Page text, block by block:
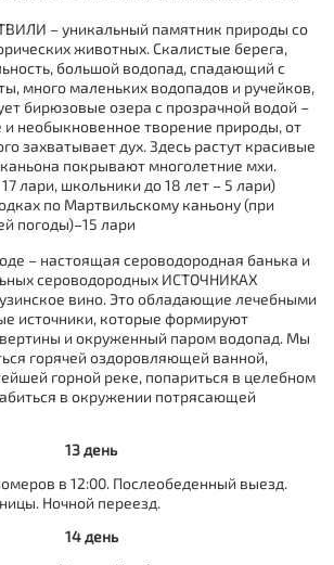
– уникальный памятник природы со
животных. Скалистые берега,
большой водопад, спадающий с
много маленьких водопадов и ручейков,
бирюзовые озера с прозрачной водой –
и необыкновенное творение природы, от
захватывает дух. Здесь растут красивые
покрывают многолетние мхи.
лари, школьники до 18 лет – 5 лари)
по Мартвильскому каньону (при
погоды)–15 лари
– настоящая сероводородная банька и
сероводородных ИСТОЧНИКАХ
вино. Это обладающие лечебными
источники, которые формируют
и окруженный паром водопад. Мы
горячей оздоровляющей ванной,
горной реке, попариться в целебном
в окружении потрясающей
13 день
в 12:00. Послеобеденный выезд.
Ночной переезд.
14 день